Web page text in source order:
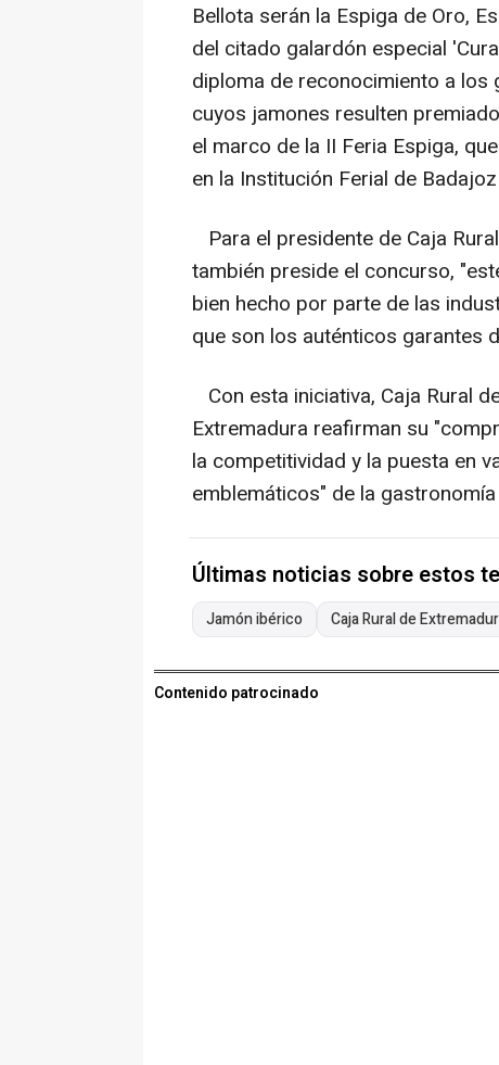
Bellota serán la Espiga de Oro,
del citado galardón especial
diploma de reconocimiento a
cuyos jamones resulten
el marco de la II Feria Espiga,
en la Institución Ferial de
Para el presidente de Caja
también preside el concurso,
bien hecho por parte de las
que son los auténticos garantes
Con esta iniciativa, Caja Rural
Extremadura reafirman su
la competitividad y la puesta en
emblemáticos" de la
Últimas noticias sobre estos
Jamón ibérico Caja Rural de
Contenido patrocinado